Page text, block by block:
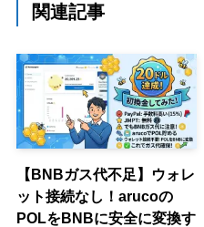
関連記事
【BNBガス代不足】ウォレ
ット接続なし！arucoの
POLをBNBに安全に変換す